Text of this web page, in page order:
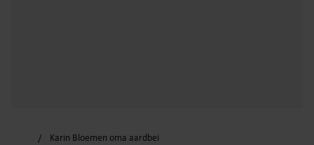
Karin Bloemen oma aardbei